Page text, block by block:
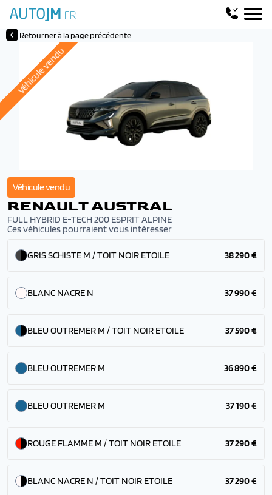
Retourner à la page précédente
Véhicule vendu
Véhicule vendu
RENAULT AUSTRAL
FULL HYBRID E-TECH 200 ESPRIT ALPINE
Ces véhicules pourraient vous intéresser
GRIS SCHISTE M / TOIT NOIR ETOILE 38 290 €
BLANC NACRE N 37 990 €
BLEU OUTREMER M / TOIT NOIR ETOILE 37 590 €
BLEU OUTREMER M 36 890 €
BLEU OUTREMER M 37 190 €
ROUGE FLAMME M / TOIT NOIR ETOILE 37 290 €
BLANC NACRE N / TOIT NOIR ETOILE 37 290 €